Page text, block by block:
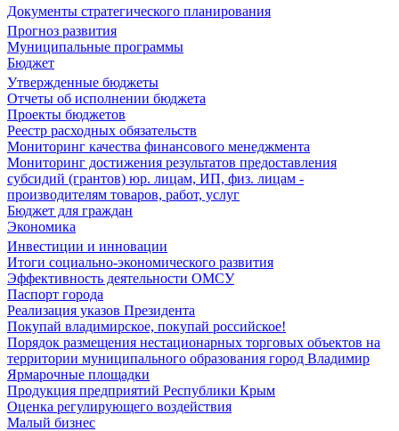
Документы стратегического планирования
Прогноз развития
Муниципальные программы
Бюджет
Утвержденные бюджеты
Отчеты об исполнении бюджета
Проекты бюджетов
Реестр расходных обязательств
Мониторинг качества финансового менеджмента
Мониторинг достижения результатов предоставления
субсидий (грантов) юр. лицам, ИП, физ. лицам -
производителям товаров, работ, услуг
Бюджет для граждан
Экономика
Инвестиции и инновации
Итоги социально-экономического развития
Эффективность деятельности ОМСУ
Паспорт города
Реализация указов Президента
Покупай владимирское, покупай российское!
Порядок размещения нестационарных торговых объектов на
территории муниципального образования город Владимир
Ярмарочные площадки
Продукция предприятий Республики Крым
Оценка регулирующего воздействия
Малый бизнес